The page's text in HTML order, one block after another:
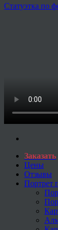
Статуэтка по
Заказать
Цены
Отзывы
Портрет